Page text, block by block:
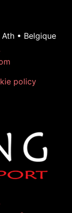
• Belgique
policy